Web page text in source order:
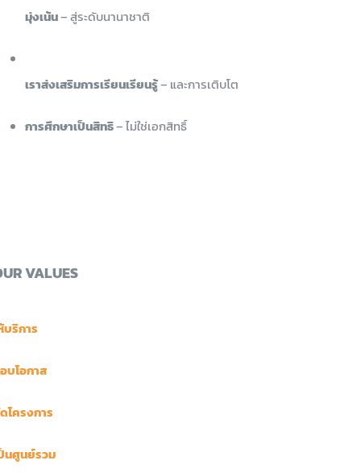
มุ่งเน้น– สู่ระดับนานาชาติ
เราส่งเสริมการเรียนเรียนรู้– และการเติบโต
การศึกษาเป็นสิทธิ– ไม่ใช่เอกสิทธิ์
VALUES
บริการ
บโอกาส
โครงการ
นศูนย์รวม